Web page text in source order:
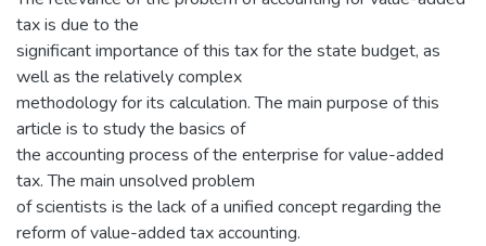
tax is due to the
significant importance of this tax for the state budget, as
well as the relatively complex
methodology for its calculation. The main purpose of this
article is to study the basics of
the accounting process of the enterprise for value-added
tax. The main unsolved problem
of scientists is the lack of a unified concept regarding the
reform of value-added tax accounting.